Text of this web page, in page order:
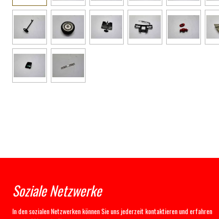
Soziale Netzwerke
In den sozialen Netzwerken können Sie uns jederzeit kontaktieren und erfahren